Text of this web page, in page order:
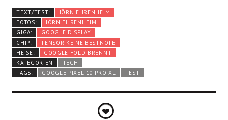
TEXT/TEST:
JÖRN EHRENHEIM
FOTOS:
JÖRN EHRENHEIM
GIGA:
GOOGLE DISPLAY
CHIP:
TENSOR KEINE BESTNOTE
HEISE:
GOOGLE FOLD BRENNT
KATEGORIEN
TECH
TAGS:
GOOGLE PIXEL 10 PRO XL TEST